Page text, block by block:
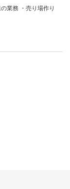
業務 ・売り場作り